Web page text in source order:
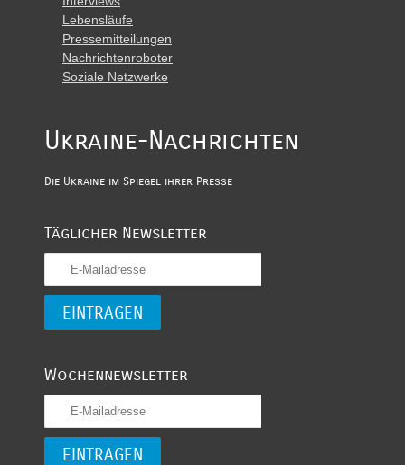
Lebensläufe
Pressemitteilungen
Nachrichtenroboter
Soziale Netzwerke
Ukraine-Nachrichten
Die Ukraine im Spiegel ihrer Presse
Täglicher Newsletter
Wochennewsletter